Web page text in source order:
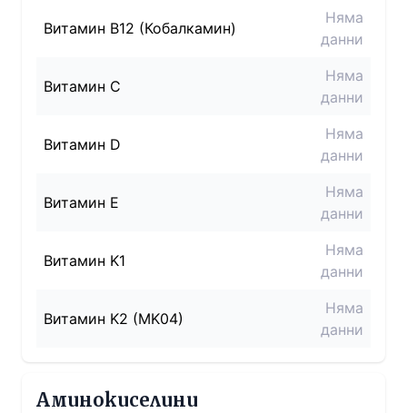
Витамин B12 (Кобалкамин)
Няма
данни
Витамин C
Няма
данни
Витамин D
Няма
данни
Витамин E
Няма
данни
Витамин K1
Няма
данни
Витамин K2 (MK04)
Няма
данни
Аминокиселини